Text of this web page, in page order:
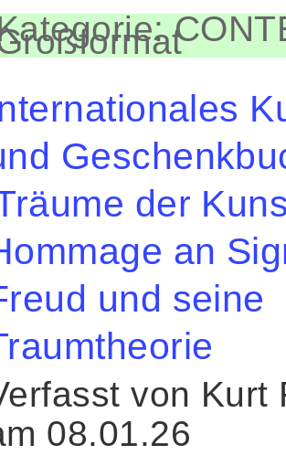
der
an
und seine
von Kurt
08.01.26